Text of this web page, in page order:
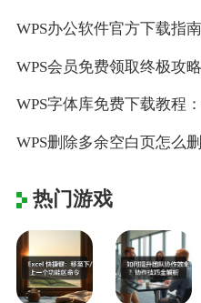
WPS办公软件官方下载指
热门游戏